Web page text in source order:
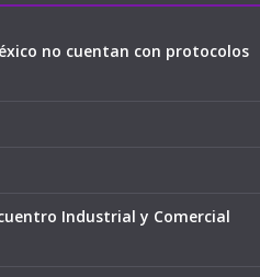
no cuentan con protocolos
Industrial y Comercial